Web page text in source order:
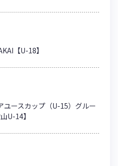
【U-18】
ユースカップ（U-15）グルー
U-14】